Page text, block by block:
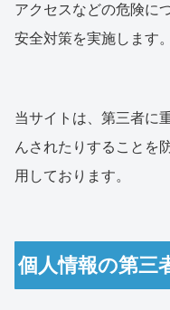
アクセスなどの危険に
安全対策を実施します。
当サイトは、第三者に
んされたりすることを
用しております。
個人情報の第三